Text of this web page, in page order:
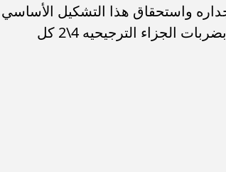
مصر يدخل التاريخ ووصول إلي دور 16 عن جداره واستحقاق هذا التشكيل الأساسي
الذي بدأ المباراة أمام منتخب أستراليا في دور ال 32 وفاز بضربات الجزاء الترجيحيه 4\2 كل